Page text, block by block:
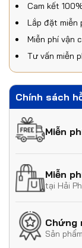
Cam kết
Lắp đặt miễn
Miễn phí vận
Tư vấn miễn
Chính sách
Miễn
Miễn
tại Hải
Chứng
Sản